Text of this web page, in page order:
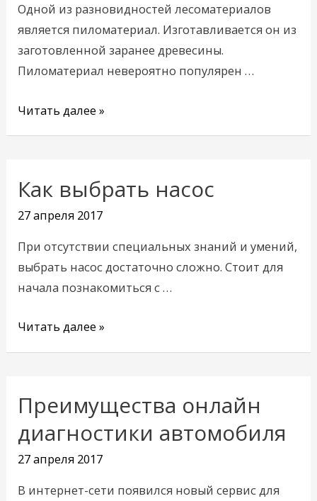
Одной из разновидностей лесоматериалов
является пиломатериал. Изготавливается он из
заготовленной заранее древесины.
Пиломатериал невероятно популярен …
Читать далее »
Как выбрать насос
27 апреля 2017
При отсутствии специальных знаний и умений,
выбрать насос достаточно сложно. Стоит для
начала познакомиться с …
Как
насос
Читать далее »
Преимущества онлайн
диагностики автомобиля
27 апреля 2017
В интернет-сети появился новый сервис для
Преимущества
онлайн
диагностики
автомобиля